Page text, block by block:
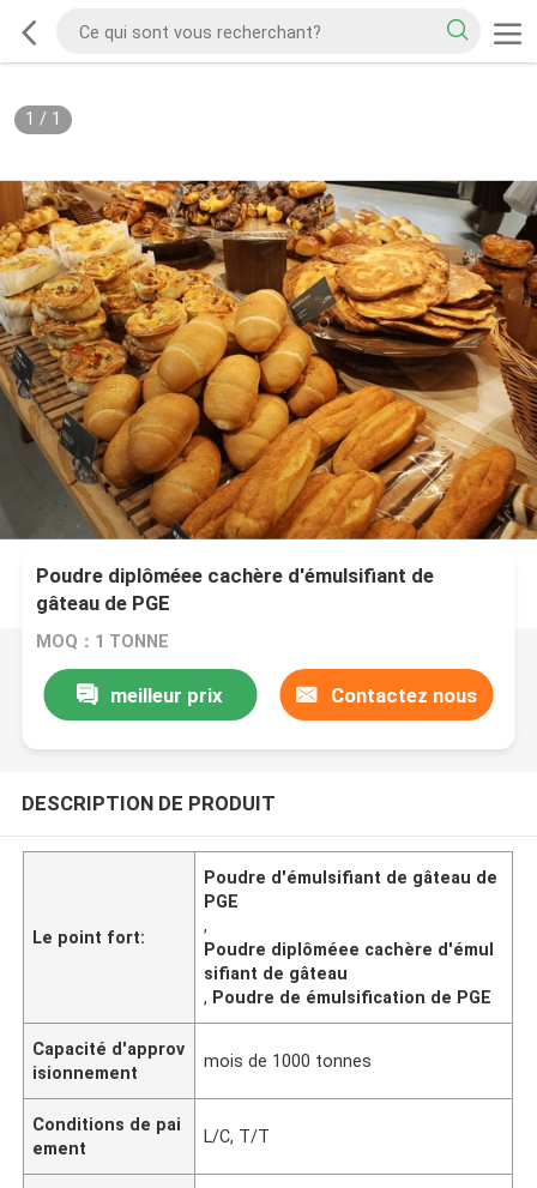
1 / 1
Poudre diplôméee cachère d'émulsifiant de
gâteau de PGE
MOQ：1 TONNE
meilleur prix Contactez nous
DESCRIPTION DE PRODUIT
Le point fort:
Poudre d'émulsifiant de gâteau de
PGE
,
Poudre diplôméee cachère d'émul
sifiant de gâteau
, Poudre de émulsification de PGE
Capacité d'approv
isionnement
mois de 1000 tonnes
Conditions de pai
ement
L/C, T/T